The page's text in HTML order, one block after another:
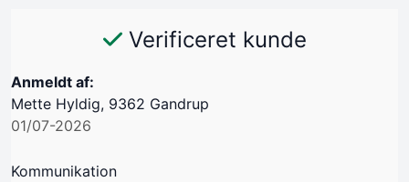
Verificeret kunde
Anmeldt af:
Mette Hyldig, 9362 Gandrup
01/07-2026
Kommunikation